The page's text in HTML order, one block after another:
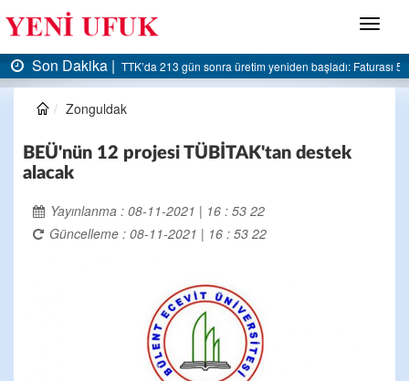
Menü
başladı: Faturası 5 milyar liraya dayandı
Son Dakika |AK Parti Ereğli İlçe Başkanlığı’ndan
Zonguldak
BEÜ'nün 12 projesi TÜBİTAK'tan destek
alacak
Yayınlanma : 08-11-2021 | 16 : 53 22
Güncelleme : 08-11-2021 | 16 : 53 22